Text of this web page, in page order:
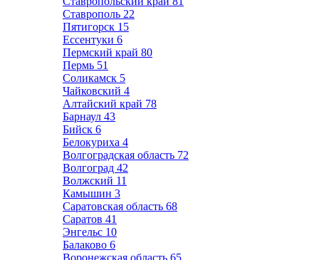
Ставрополь 22
Пятигорск 15
Ессентуки 6
Пермский край 80
Пермь 51
Соликамск 5
Чайковский 4
Алтайский край 78
Барнаул 43
Бийск 6
Белокуриха 4
Волгоградская область 72
Волгоград 42
Волжский 11
Камышин 3
Саратовская область 68
Саратов 41
Энгельс 10
Балаково 6
Воронежская область 65